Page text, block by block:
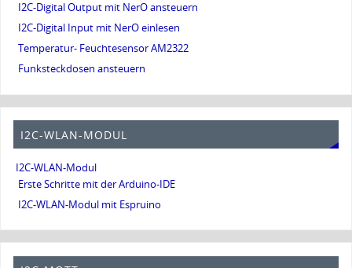
I2C-Digital Output mit NerO ansteuern
I2C-Digital Input mit NerO einlesen
Temperatur- Feuchtesensor AM2322
Funksteckdosen ansteuern
I2C-WLAN-MODUL
I2C-WLAN-Modul
Erste Schritte mit der Arduino-IDE
I2C-WLAN-Modul mit Espruino